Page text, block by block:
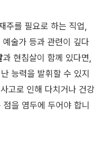
주를 필요로 하는 직업,
술가 등과 관련이 깊다
과 현침살이 함께 있다면,
능력을 발휘할 수 있지
고로 인해 다치거나 건강
을 염두에 두어야 합니